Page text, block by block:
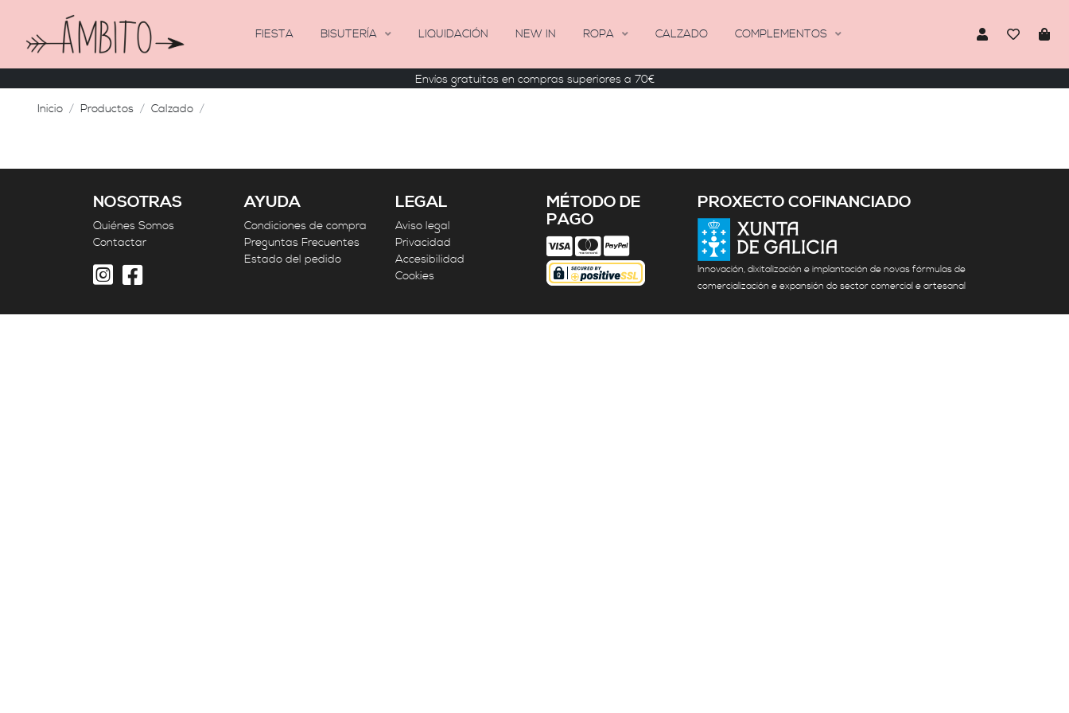
FIESTA BISUTERÍA LIQUIDACIÓN NEW IN ROPA CALZADO COMPLEMENTOS
Envíos gratuitos en compras superiores a 70€
Inicio Productos Calzado
NOSOTRAS
Quiénes Somos
Contactar
AYUDA
Condiciones de compra
Preguntas Frecuentes
Estado del pedido
LEGAL
Aviso legal
Privacidad
Accesibilidad
Cookies
MÉTODO DE
PAGO
PROXECTO COFINANCIADO
Innovación, dixitalización e implantación de novas fórmulas de
comercialización e expansión do sector comercial e artesanal